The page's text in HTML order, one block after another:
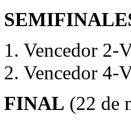
1. Vencedor 2-
2. Vencedor 4-
FINAL (22 de